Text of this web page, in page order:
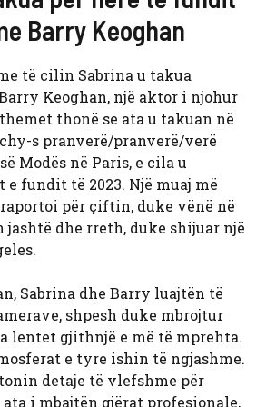
Barry Keoghan
të cilin Sabrina u takua
Keoghan, një aktor i njohur
thonë se ata u takuan në
s pranverë/pranverë/verë
Modës në Paris, e cila u
fundit të 2023. Një muaj më
për çiftin, duke vënë në
jashtë dhe rreth, duke shijuar një
Sabrina dhe Barry luajtën të
shpesh duke mbrojtur
lentet gjithnjë e më të mprehta.
e tyre ishin të ngjashme.
detaje të vlefshme për
i mbajtën gjërat profesionale,